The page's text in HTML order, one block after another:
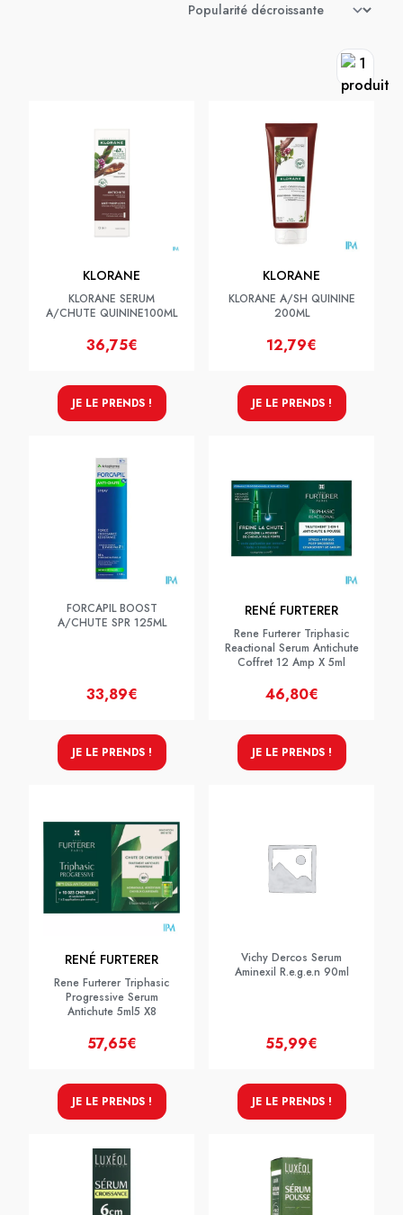
KLORANE
KLORANE SERUM
A/CHUTE QUININE100ML
36,75€
JE LE PRENDS !
KLORANE
KLORANE A/SH QUININE
200ML
12,79€
JE LE PRENDS !
FORCAPIL BOOST
A/CHUTE SPR 125ML
33,89€
JE LE PRENDS !
RENÉ FURTERER
Rene Furterer Triphasic
Reactional Serum Antichute
Coffret 12 Amp X 5ml
46,80€
JE LE PRENDS !
RENÉ FURTERER
Rene Furterer Triphasic
Progressive Serum
Antichute 5ml5 X8
57,65€
JE LE PRENDS !
Vichy Dercos Serum
Aminexil R.e.g.e.n 90ml
55,99€
JE LE PRENDS !